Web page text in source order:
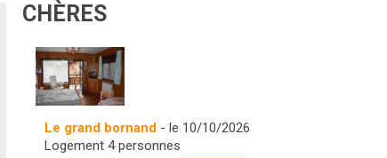
CHÈRES
Le grand bornand - le 10/10/2026
Logement 4 personnes